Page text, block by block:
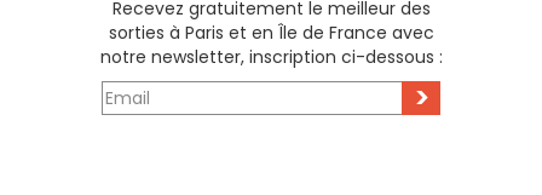
Recevez gratuitement le meilleur des
sorties à Paris et en Île de France avec
notre newsletter, inscription ci-dessous :
>